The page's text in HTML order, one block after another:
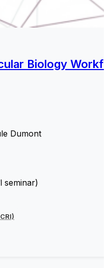
Biology
Dumont
seminar)